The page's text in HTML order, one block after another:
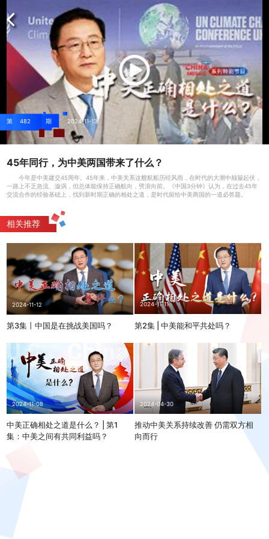
第 482 期 2024-11-13
45年同行，为中美两国带来了什么？
今年是中美建交45周年。45年来，中美关系这艘航船历经风雨，在时代的大潮中颠簸起伏，
一路上不乏急流、漩涡，但总体能保持正确航向，劈浪向前。《中国3分钟》认为，在过去45年
交流合作的经验基础上，找到新时期正确的相处之道，是时代留给中美两国的一道必答题。
相关推荐
2024-11-12
第3集丨中国是在挑战美国吗？
2024-11-11
第2集 | 中美能和平共处吗？
2024-11-08
中美正确相处之道是什么？ | 第1
集：中美之间有共同利益吗？
2024-04-30
推动中美关系持续改善 仍需双方相
向而行